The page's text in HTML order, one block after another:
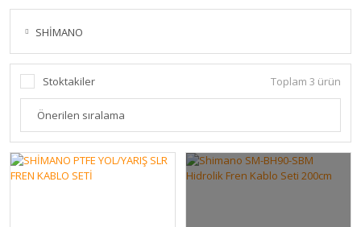
SHİMANO
Stoktakiler Toplam 3 ürün